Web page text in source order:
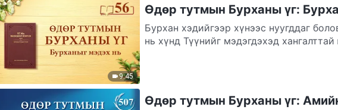
9:45
Өдөр тутмын Бурханы үг:
Бурхан хэдийгээр хүнээс нуугддаг
нь хүнд Түүнийг мэдэгдэхэд
Өдөр тутмын Бурханы үг: